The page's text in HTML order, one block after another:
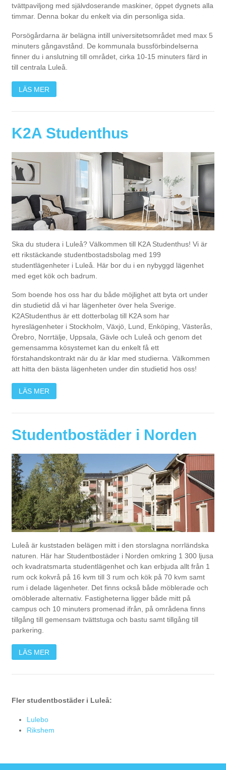
tvättpaviljong med självdoserande maskiner, öppet dygnets alla
timmar. Denna bokar du enkelt via din personliga sida.
Porsögårdarna är belägna intill universitetsområdet med max 5
minuters gångavstånd. De kommunala bussförbindelserna
finner du i anslutning till området, cirka 10-15 minuters färd in
till centrala Luleå.
LÄS MER
K2A Studenthus
Ska du studera i Luleå? Välkommen till K2AStudenthus! Vi är
ett rikstäckande studentbostadsbolag med 199
studentlägenheter i Luleå. Här bor du i en nybyggd lägenhet
med eget kök och badrum.
Som boende hos oss har du både möjlighet att byta ort under
din studietid då vi har lägenheter över hela Sverige.
K2AStudenthus är ett dotterbolag till K2Asom har
hyreslägenheter i Stockholm, Växjö, Lund, Enköping, Västerås,
Örebro, Norrtälje, Uppsala, Gävle och Luleå och genom det
gemensamma kösystemet kan du enkelt få ett
förstahandskontrakt när du är klar med studierna. Välkommen
att hitta den bästa lägenheten under din studietid hos oss!
LÄS MER
Studentbostäder i Norden
Luleå är kuststaden belägen mitt i den storslagna norrländska
naturen. Här har Studentbostäder i Norden omkring 1 300 ljusa
och kvadratsmarta studentlägenhet och kan erbjuda allt från 1
rum ock kokvrå på 16 kvm till 3 rum och kök på 70 kvm samt
rum i delade lägenheter. Det finns också både möblerade och
omöblerade alternativ. Fastigheterna ligger både mitt på
campus och 10 minuters promenad ifrån, på områdena finns
tillgång till gemensam tvättstuga och bastu samt tillgång till
parkering.
LÄS MER
Fler studentbostäder i Luleå:
Lulebo
Rikshem